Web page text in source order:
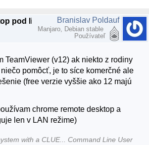
pod linuxomBranislav Poldauf
Manjaro, Debian stable
Používateľ
TeamViewer (v12) ak niekto z rodiny
pomôcť, je to síce komerčné ale
(free verzie vyššie ako 12 majú
chrome remote desktop a
len v LAN režime)
with a CLUE... Command Line User